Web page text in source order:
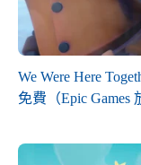
We Were Here
免費（Epic Games